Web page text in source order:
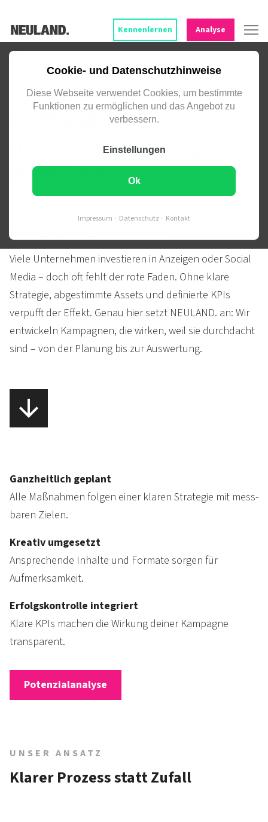
Cookie- und Datenschutzhinweise
Diese Webseite verwendet Cookies, um bestimmte
Funktionen zu ermöglichen und das Angebot zu
verbessern.
Einstellungen
Ok
Impressum Datenschutz Kontakt
Kennenlernen Analyse
VON DER IDEE BIS ZUM LEAD:
PLANBAR UND MESSBAR.
Mehr als Werbung: Kampagnen
mit Wirkung
Viele Unter­nehmen inves­tieren in Anzei­gen oder Social
Media – doch oft fehlt der rote Faden. Ohne klare
Strate­gie, abge­stimmte Assets und defi­nierte KPIs
verpufft der Effekt. Genau hier setzt NEULAND. an: Wir
entwickeln Kam­pagnen, die wirken, weil sie durch­dacht
sind – von der Planung bis zur Auswertung.
Ganzheitlich geplant
Alle Maß­nahmen folgen einer klaren Strate­gie mit mess­
baren Zielen.
Kreativ umgesetzt
Ansprechende Inhalte und Formate sorgen für
Aufmerksamkeit.
Erfolgskontrolle integriert
Klare KPIs machen die Wirkung deiner Kam­pagne
transparent.
Potenzialanalyse
UNSER ANSATZ
Klarer Prozess statt Zufall